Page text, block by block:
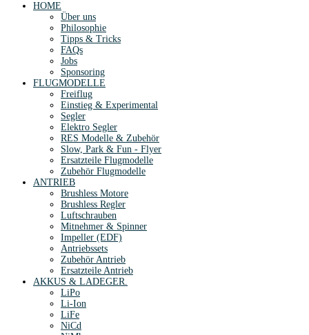
HOME
Über uns
Philosophie
Tipps & Tricks
FAQs
Jobs
Sponsoring
FLUGMODELLE
Freiflug
Einstieg & Experimental
Segler
Elektro Segler
RES Modelle & Zubehör
Slow, Park & Fun - Flyer
Ersatzteile Flugmodelle
Zubehör Flugmodelle
ANTRIEB
Brushless Motore
Brushless Regler
Luftschrauben
Mitnehmer & Spinner
Impeller (EDF)
Antriebssets
Zubehör Antrieb
Ersatzteile Antrieb
AKKUS & LADEGER.
LiPo
Li-Ion
LiFe
NiCd